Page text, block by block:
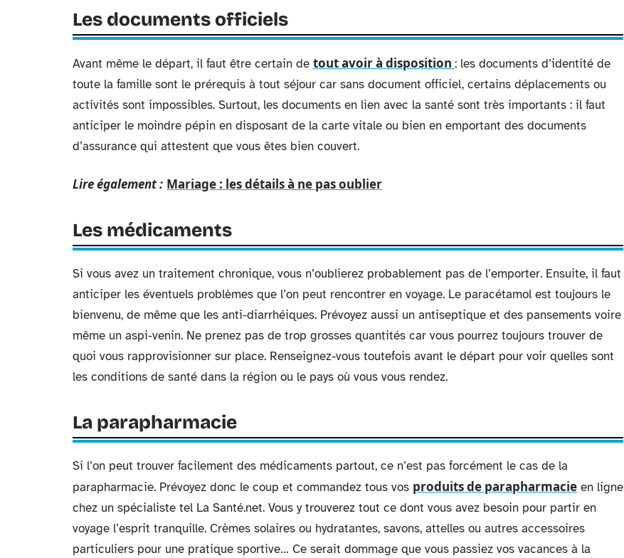
Les documents officiels
Avant même le départ, il faut être certain de tout avoir à disposition : les documents d’identité de
toute la famille sont le prérequis à tout séjour car sans document officiel, certains déplacements ou
activités sont impossibles. Surtout, les documents en lien avec la santé sont très importants : il faut
anticiper le moindre pépin en disposant de la carte vitale ou bien en emportant des documents
d’assurance qui attestent que vous êtes bien couvert.
Lire également : Mariage : les détails à ne pas oublier
Les médicaments
Si vous avez un traitement chronique, vous n’oublierez probablement pas de l’emporter. Ensuite, il faut
anticiper les éventuels problèmes que l’on peut rencontrer en voyage. Le paracétamol est toujours le
bienvenu, de même que les anti-diarrhéiques. Prévoyez aussi un antiseptique et des pansements voire
même un aspi-venin. Ne prenez pas de trop grosses quantités car vous pourrez toujours trouver de
quoi vous rapprovisionner sur place. Renseignez-vous toutefois avant le départ pour voir quelles sont
les conditions de santé dans la région ou le pays où vous vous rendez.
La parapharmacie
Si l’on peut trouver facilement des médicaments partout, ce n’est pas forcément le cas de la
parapharmacie. Prévoyez donc le coup et commandez tous vos produits de parapharmacie en ligne
chez un spécialiste tel La Santé.net. Vous y trouverez tout ce dont vous avez besoin pour partir en
voyage l’esprit tranquille. Crèmes solaires ou hydratantes, savons, attelles ou autres accessoires
particuliers pour une pratique sportive… Ce serait dommage que vous passiez vos vacances à la